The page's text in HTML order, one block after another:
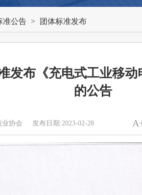
准公告 > 团体标准发布
发布《充电式工业移
的公告
业协会 发布日期:2023-02-28